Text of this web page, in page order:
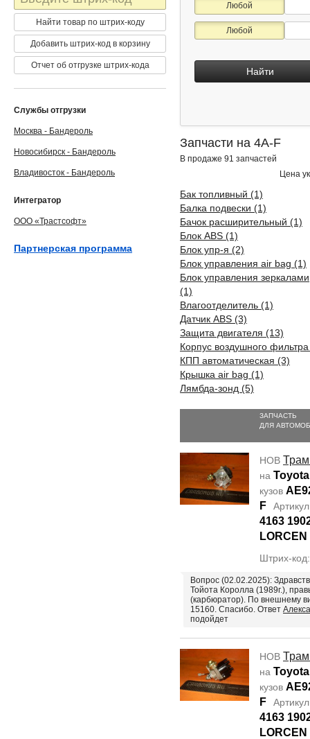
Любой
Любой
Найти
Запчасти на 4A-F
В продаже 91 запчастей
Цена
Бак топливный (1)
Балка подвески (1)
Бачок расширительный (1)
Блок ABS (1)
Блок упр-я (2)
Блок управления air bag (1)
Блок управления зеркалами
(1)
Влагоотделитель (1)
Датчик ABS (3)
Защита двигателя (13)
Корпус воздушного
КПП автоматическая (3)
Крышка air bag (1)
Лямбда-зонд (5)
ЗАПЧАСТЬ
ДЛЯ
НОВ
на
кузов
F
4163
LORCEN
Штрих-
Вопрос (02.02.2025):
Тойота Королла (1989г.),
(карбюратор). По внешнему
15160. Спасибо. Ответ
подойдет
НОВ
на
кузов
F
4163
LORCEN
код
Найти товар по штрих-коду
Добавить штрих-код в корзину
Отчет об отгрузке штрих-кода
Службы отгрузки
Москва - Бандероль
Новосибирск - Бандероль
Владивосток - Бандероль
Интегратор
ООО «Трастсофт»
Партнерская программа